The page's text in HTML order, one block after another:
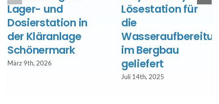
Lager- und
Dosierstation in
der Kläranlage
Schönermark
März 9th, 2026
Lösestation für
die
im Bergbau
geliefert
Juli 14th, 2025